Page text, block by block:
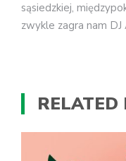
sąsiedzkiej,
zwykle zagra nam
RELATED